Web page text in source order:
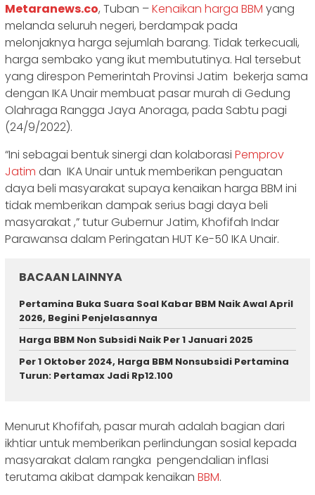
Metaranews.co, Tuban –Kenaikan harga BBM yang
melanda seluruh negeri, berdampak pada
melonjaknya harga sejumlah barang. Tidak terkecuali,
harga sembako yang ikut membututinya. Hal tersebut
yang direspon Pemerintah Provinsi Jatim bekerja sama
dengan IKA Unair membuat pasar murah di Gedung
Olahraga Rangga Jaya Anoraga, pada Sabtu pagi
(24/9/2022).
“Ini sebagai bentuk sinergi dan kolaborasi Pemprov
Jatim dan IKA Unair untuk memberikan penguatan
daya beli masyarakat supaya kenaikan harga BBM ini
tidak memberikan dampak serius bagi daya beli
masyarakat ,” tutur Gubernur Jatim, Khofifah Indar
Parawansa dalam Peringatan HUT Ke-50 IKA Unair.
BACAAN LAINNYA
Pertamina Buka Suara Soal Kabar BBM Naik Awal April
2026, Begini Penjelasannya
Harga BBM Non Subsidi Naik Per 1 Januari 2025
Per 1 Oktober 2024, Harga BBM Nonsubsidi Pertamina
Turun: Pertamax Jadi Rp12.100
Menurut Khofifah, pasar murah adalah bagian dari
ikhtiar untuk memberikan perlindungan sosial kepada
masyarakat dalam rangka pengendalian inflasi
terutama akibat dampak kenaikan BBM.